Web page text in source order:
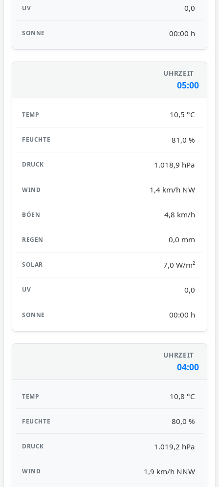
0,0
00:00 h
05:00
10,5 °C
81,0 %
1.018,9 hPa
1,4 km/h NW
4,8 km/h
0,0 mm
7,0 W/m²
0,0
00:00 h
04:00
10,8 °C
80,0 %
1.019,2 hPa
1,9 km/h NNW